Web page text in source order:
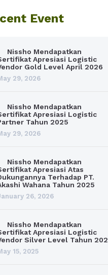
Event
Nissho Mendapatkan
Apresiasi Logistic
Gold Level April 2026
29, 2026
Nissho Mendapatkan
Apresiasi Logistic
Tahun 2025
29, 2026
Nissho Mendapatkan
Apresiasi Atas
Terhadap PT.
Wahana Tahun 2025
26, 2026
Nissho Mendapatkan
Apresiasi Logistic
Silver Level Tahun
15, 2025